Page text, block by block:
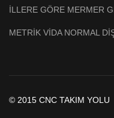
İLLERE GÖRE MERMER
METRİK VİDA NORMAL
© 2015 CNC TAKIM YOLU